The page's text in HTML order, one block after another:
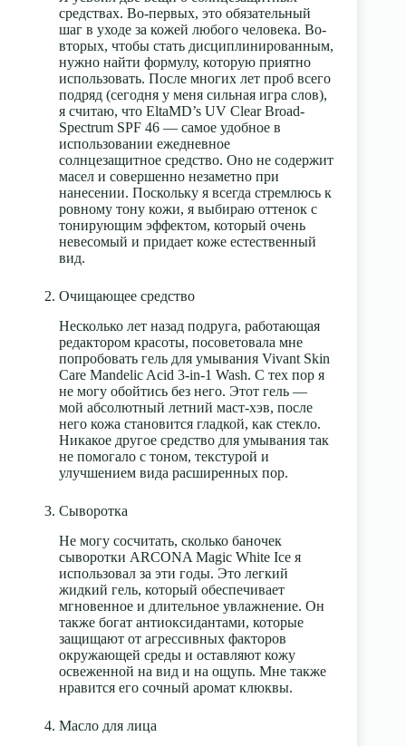
средствах. Во-первых, это обязательный
шаг в уходе за кожей любого человека. Во-
вторых, чтобы стать дисциплинированным,
нужно найти формулу, которую приятно
использовать. После многих лет проб всего
подряд (сегодня у меня сильная игра слов),
я считаю, что EltaMD’s UV Clear Broad-
Spectrum SPF 46 — самое удобное в
использовании ежедневное
солнцезащитное средство. Оно не содержит
масел и совершенно незаметно при
нанесении. Поскольку я всегда стремлюсь к
ровному тону кожи, я выбираю оттенок с
тонирующим эффектом, который очень
невесомый и придает коже естественный
вид.
Очищающее средство
Несколько лет назад подруга, работающая
редактором красоты, посоветовала мне
попробовать гель для умывания Vivant Skin
Care Mandelic Acid 3-in-1 Wash. С тех пор я
не могу обойтись без него. Этот гель —
мой абсолютный летний маст-хэв, после
него кожа становится гладкой, как стекло.
Никакое другое средство для умывания так
не помогало с тоном, текстурой и
улучшением вида расширенных пор.
Сыворотка
Не могу сосчитать, сколько баночек
сыворотки ARCONA Magic White Ice я
использовал за эти годы. Это легкий
жидкий гель, который обеспечивает
мгновенное и длительное увлажнение. Он
также богат антиоксидантами, которые
защищают от агрессивных факторов
окружающей среды и оставляют кожу
освеженной на вид и на ощупь. Мне также
нравится его сочный аромат клюквы.
Масло для лица